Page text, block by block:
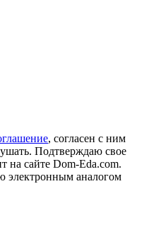
, согласен с ним
Подтверждаю свое
на сайте Dom-Eda.com.
электронным аналогом